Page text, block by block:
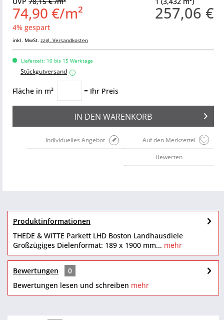
257,06 €
74,90 €/m²
4% gespart
inkl. MwSt. zzgl. Versandkosten
Lieferzeit: 10 bis 15 Werktage
Stückgutversand i
Fläche in m² = Ihr Preis
IN DEN WARENKORB
Auf den Merkzettel
Individuelles Angebot
Bewerten
Produktinformationen
THEDE & WITTE Parkett LHD Boston Landhausdiele
Großzügiges Dielenformat: 189 x 1900 mm... mehr
Bewertungen
0
Bewertungen lesen und schreiben mehr